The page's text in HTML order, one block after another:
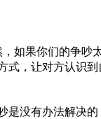
如果你们的争吵
式，让对方认识
没有办法解决的